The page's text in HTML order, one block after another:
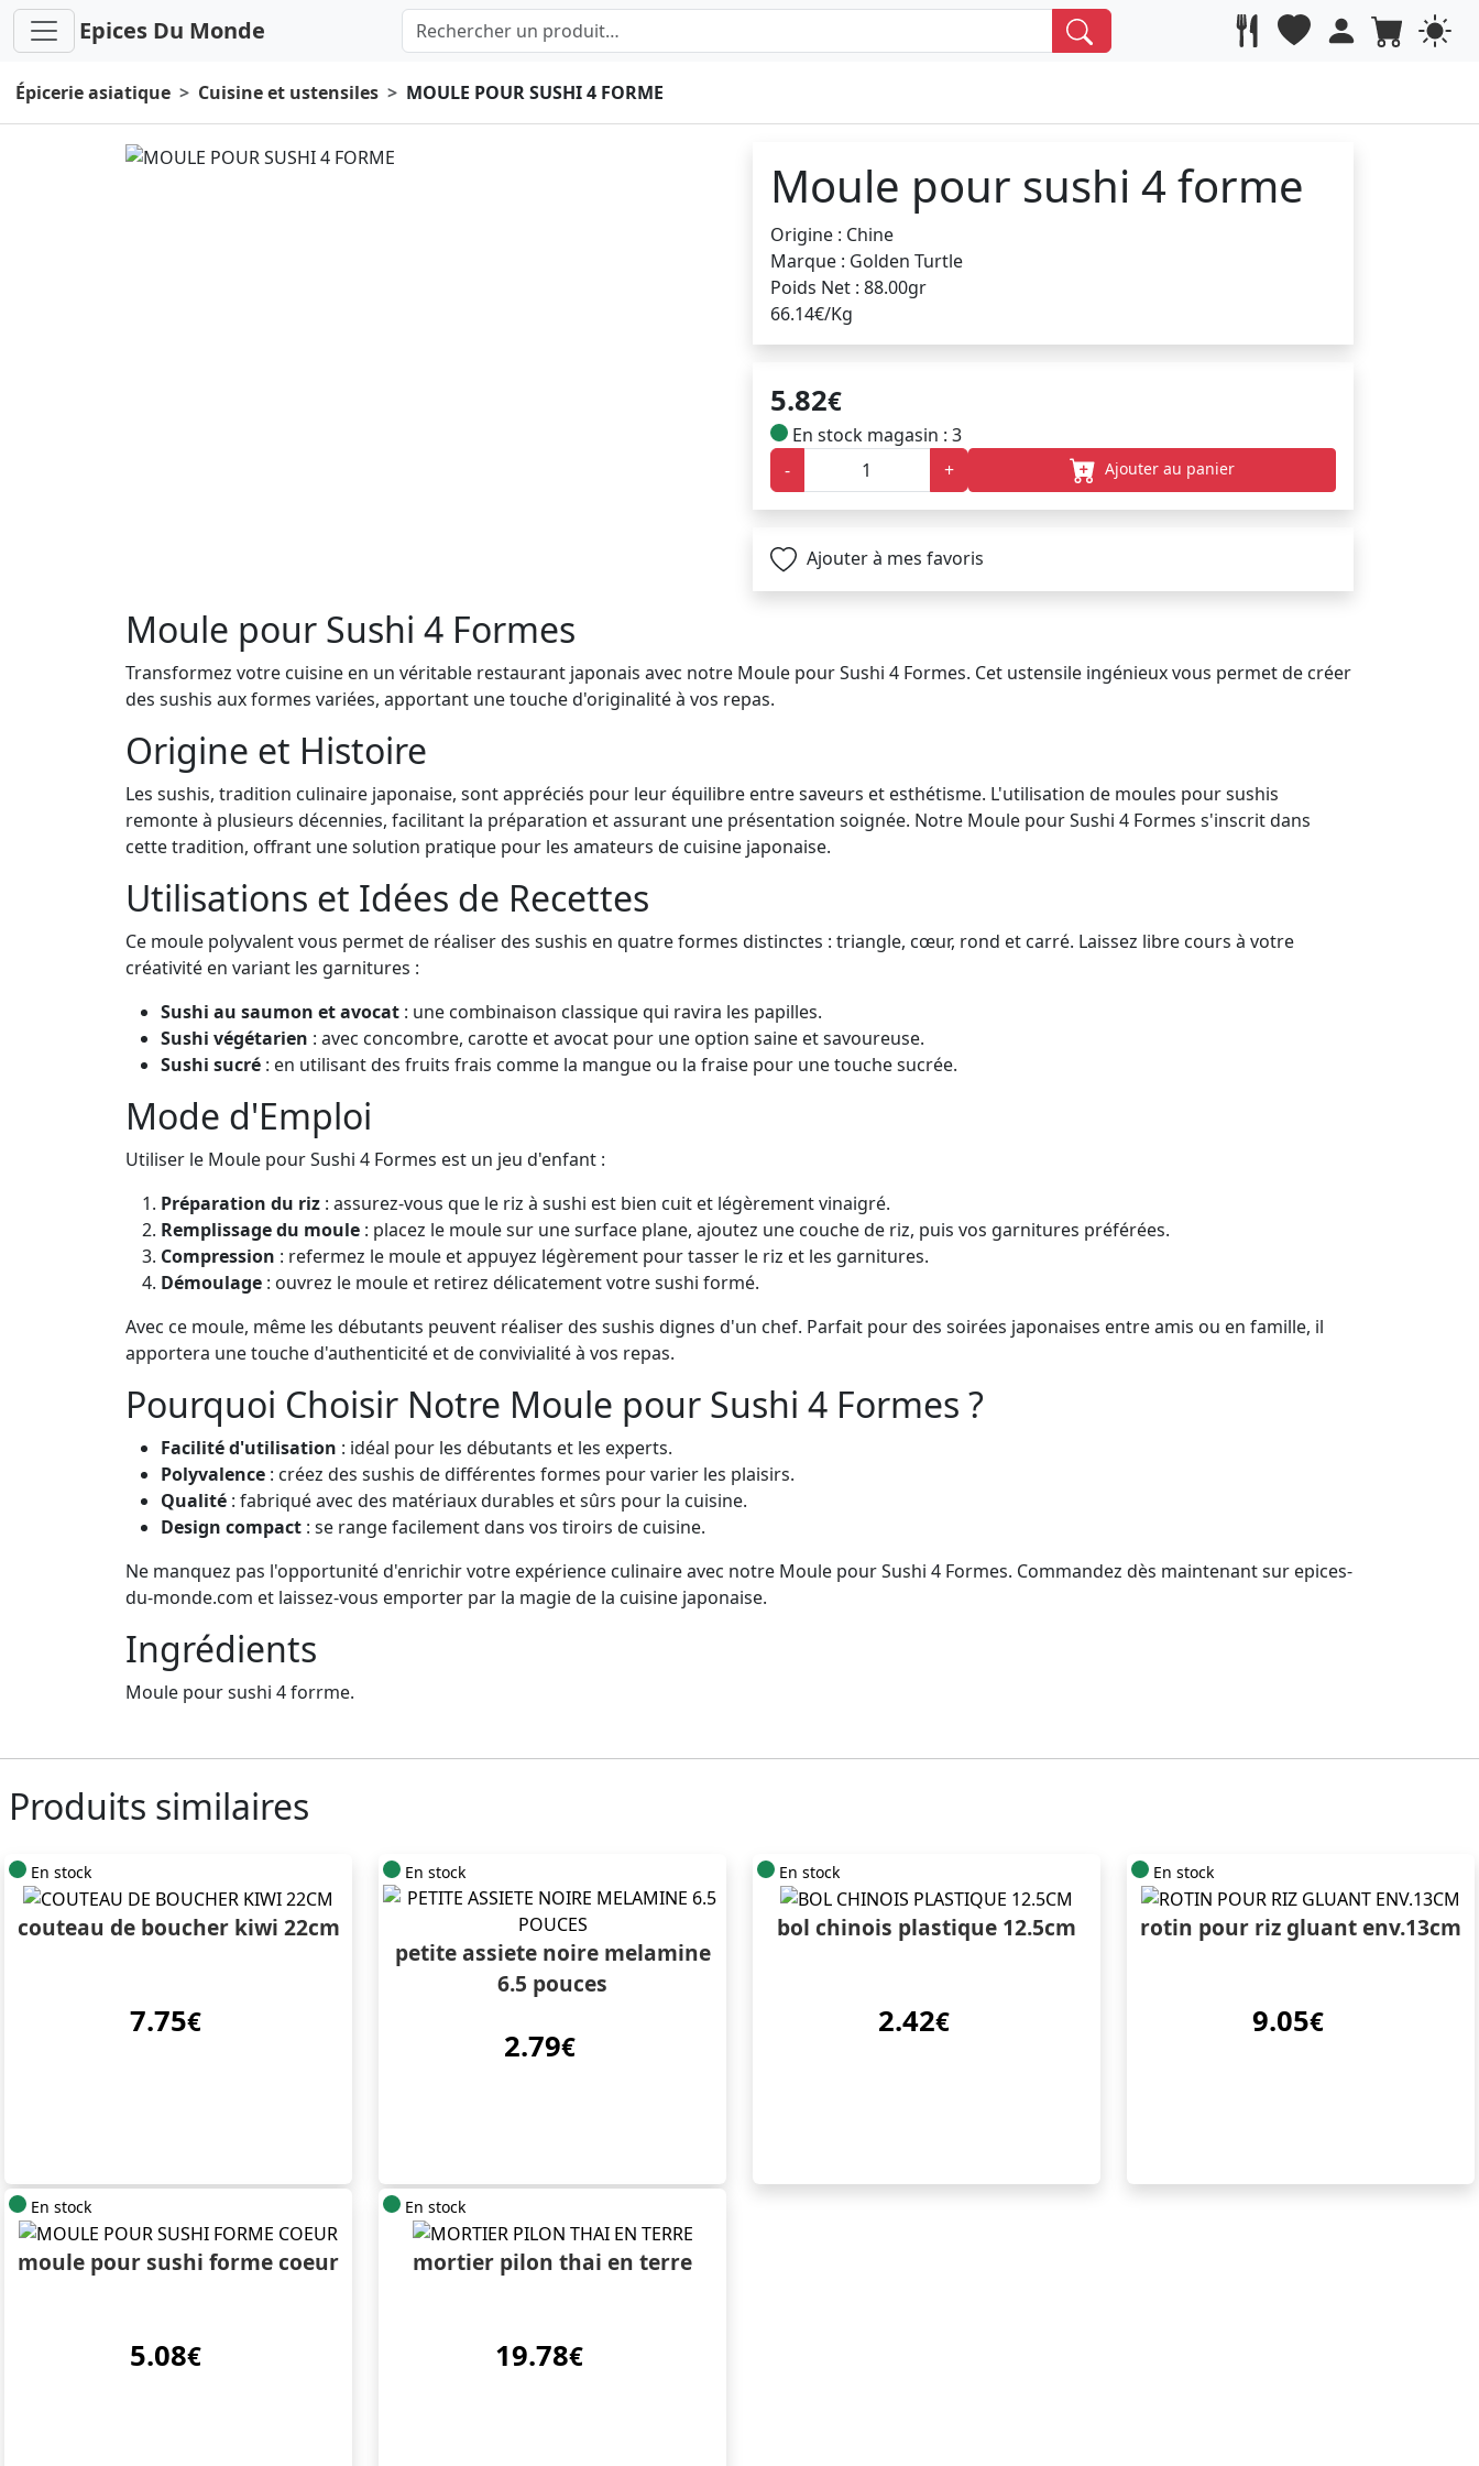
Epices Du Monde
Épicerie asiatique Cuisine et ustensiles MOULE POUR SUSHI 4 FORME
Moule pour sushi 4 forme
Origine : Chine
Marque : Golden Turtle
Poids Net : 88.00gr
66.14€/Kg
5.82€
En stock magasin : 3
-
+ Ajouter au panier
Ajouter à mes favoris
Moule pour Sushi 4 Formes
Transformez votre cuisine en un véritable restaurant japonais avec notre Moule pour Sushi 4 Formes. Cet ustensile ingénieux vous permet de créer
des sushis aux formes variées, apportant une touche d'originalité à vos repas.
Origine et Histoire
Les sushis, tradition culinaire japonaise, sont appréciés pour leur équilibre entre saveurs et esthétisme. L'utilisation de moules pour sushis
remonte à plusieurs décennies, facilitant la préparation et assurant une présentation soignée. Notre Moule pour Sushi 4 Formes s'inscrit dans
cette tradition, offrant une solution pratique pour les amateurs de cuisine japonaise.
Utilisations et Idées de Recettes
Ce moule polyvalent vous permet de réaliser des sushis en quatre formes distinctes : triangle, cœur, rond et carré. Laissez libre cours à votre
créativité en variant les garnitures :
Sushi au saumon et avocat : une combinaison classique qui ravira les papilles.
Sushi végétarien : avec concombre, carotte et avocat pour une option saine et savoureuse.
Sushi sucré : en utilisant des fruits frais comme la mangue ou la fraise pour une touche sucrée.
Mode d'Emploi
Utiliser le Moule pour Sushi 4 Formes est un jeu d'enfant :
Préparation du riz : assurez-vous que le riz à sushi est bien cuit et légèrement vinaigré.
Remplissage du moule : placez le moule sur une surface plane, ajoutez une couche de riz, puis vos garnitures préférées.
Compression : refermez le moule et appuyez légèrement pour tasser le riz et les garnitures.
Démoulage : ouvrez le moule et retirez délicatement votre sushi formé.
Avec ce moule, même les débutants peuvent réaliser des sushis dignes d'un chef. Parfait pour des soirées japonaises entre amis ou en famille, il
apportera une touche d'authenticité et de convivialité à vos repas.
Pourquoi Choisir Notre Moule pour Sushi 4 Formes ?
Facilité d'utilisation : idéal pour les débutants et les experts.
Polyvalence : créez des sushis de différentes formes pour varier les plaisirs.
Qualité : fabriqué avec des matériaux durables et sûrs pour la cuisine.
Design compact : se range facilement dans vos tiroirs de cuisine.
Ne manquez pas l'opportunité d'enrichir votre expérience culinaire avec notre Moule pour Sushi 4 Formes. Commandez dès maintenant sur epices-
du-monde.com et laissez-vous emporter par la magie de la cuisine japonaise.
Ingrédients
Moule pour sushi 4 forrme.
Produits similaires
En stock
couteau de boucher kiwi 22cm
7.75€
En stock
petite assiete noire melamine
6.5 pouces
2.79€
En stock
bol chinois plastique 12.5cm
2.42€
En stock
rotin pour riz gluant env.13cm
9.05€
En stock
moule pour sushi forme coeur
5.08€
En stock
mortier pilon thai en terre
19.78€